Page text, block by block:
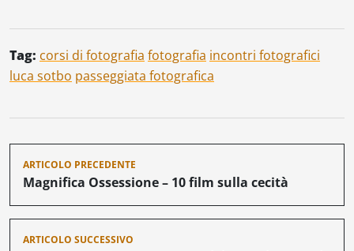
Tag: corsi di fotografia fotografia incontri fotografici
luca sotbo passeggiata fotografica
Navigazione
articoli
ARTICOLO PRECEDENTE
Magnifica Ossessione – 10 film sulla cecità
ARTICOLO SUCCESSIVO